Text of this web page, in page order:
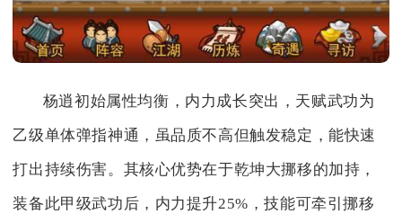
杨逍初始属性均衡，内力成长突出，天赋武功为
乙级单体弹指神通，虽品质不高但触发稳定，能快速
打出持续伤害。其核心优势在于乾坤大挪移的加持，
装备此甲级武功后，内力提升25%，技能可牵引挪移